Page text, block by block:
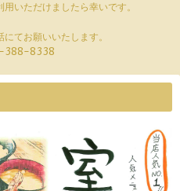
いただけましたら幸いです。
てお願いいたします。
388-8338